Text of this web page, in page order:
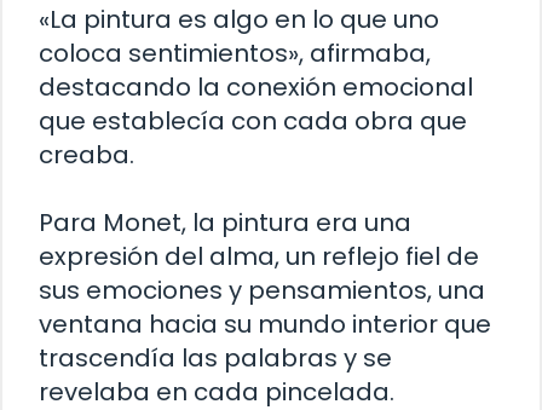
«La pintura es algo en lo que uno
coloca sentimientos», afirmaba,
destacando la conexión emocional
que establecía con cada obra que
creaba.
Para Monet, la pintura era una
expresión del alma, un reflejo fiel de
sus emociones y pensamientos, una
ventana hacia su mundo interior que
trascendía las palabras y se
revelaba en cada pincelada.